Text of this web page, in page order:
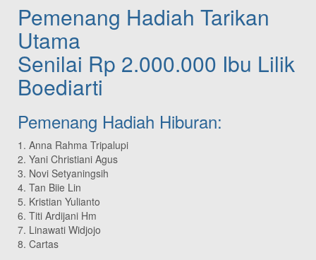
Pemenang Hadiah Tarikan
Utama
Senilai Rp 2.000.000 Ibu Lilik
Boediarti
Pemenang Hadiah Hiburan:
1. Anna Rahma Tripalupi
2. Yani Christiani Agus
3. Novi Setyaningsih
4. Tan Biie Lin
5. Kristian Yulianto
6. Titi Ardijani Hm
7. Linawati Widjojo
8. Cartas